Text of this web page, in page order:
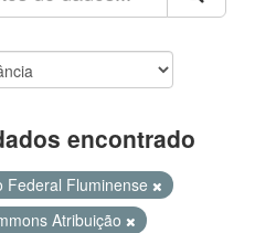
encontrado
Federal Fluminense
Atribuição